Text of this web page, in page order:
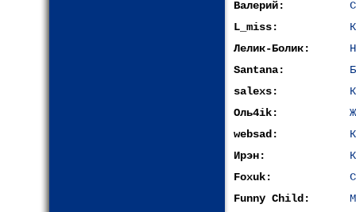
Валерий:
L_miss:
Лелик-Болик:
Santana:
salexs:
Оль4ik:
websad:
Ирэн:
Foxuk:
Funny Child: